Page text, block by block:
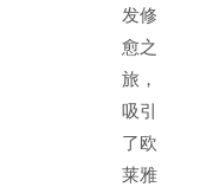
发修
愈之
旅，
吸引
了欧
莱雅